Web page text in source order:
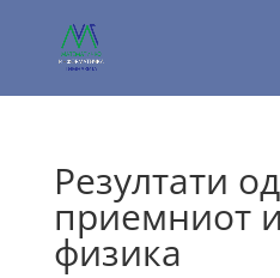
Резултати од
приемниот
физика